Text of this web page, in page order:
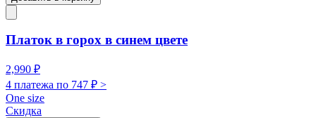
Платок в горох в синем цвете
2,990 ₽
4 платежа по 747 ₽ >
One size
Скидка